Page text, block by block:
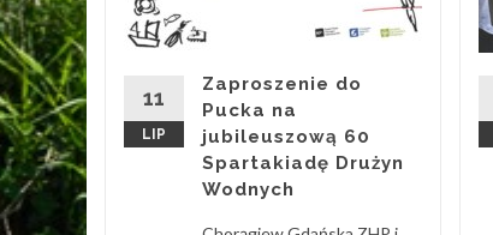
dnia
...
11
LIP
Zaproszenie do
Pucka na
jubileuszową 60
Spartakiadę Drużyn
Wodnych